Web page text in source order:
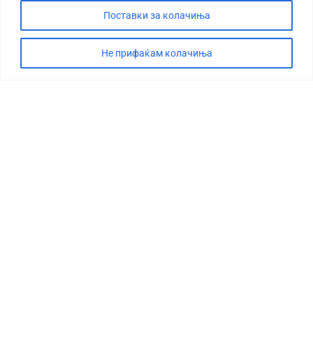
Поставки за колачиња
Не прифаќам колачиња